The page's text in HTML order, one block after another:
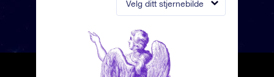
Velg ditt stjernebilde